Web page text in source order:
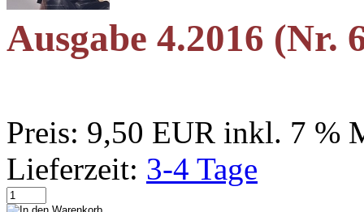
Ausgabe 4.2016 (Nr.
Preis: 9,50 EUR inkl. 7 %
Lieferzeit: 3-4 Tage